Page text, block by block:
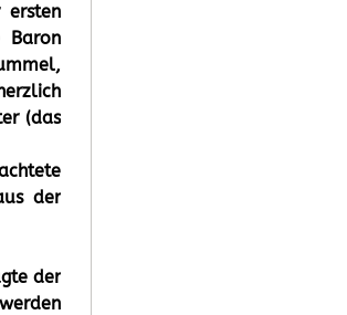
ersten
Baron
(das
der
der